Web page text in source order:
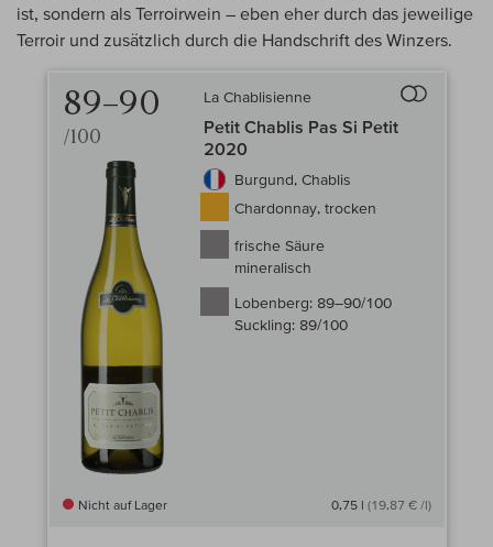
ist, sondern als Terroirwein – eben eher durch das jeweilige
Terroir und zusätzlich durch die Handschrift des Winzers.
89–90
/100
La Chablisienne
Petit Chablis Pas Si Petit
2020
Burgund, Chablis
Chardonnay, trocken
frische Säure
mineralisch
Lobenberg: 89–90/100
Suckling: 89/100
Nicht auf Lager 0,75 l (19,87 € /l)